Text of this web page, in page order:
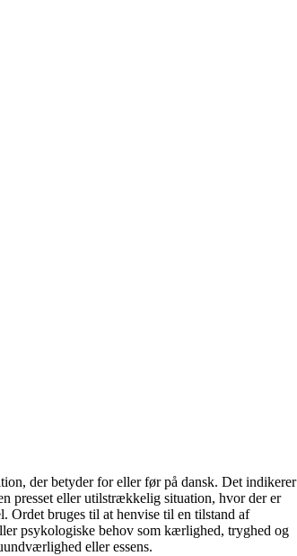
der betyder for eller før på dansk. Det indikerer
presset eller utilstrækkelig situation, hvor der er
Ordet bruges til at henvise til en tilstand af
psykologiske behov som kærlighed, tryghed og
eller essens.